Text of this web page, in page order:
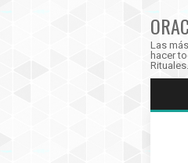
Las
hacer
Rituales.